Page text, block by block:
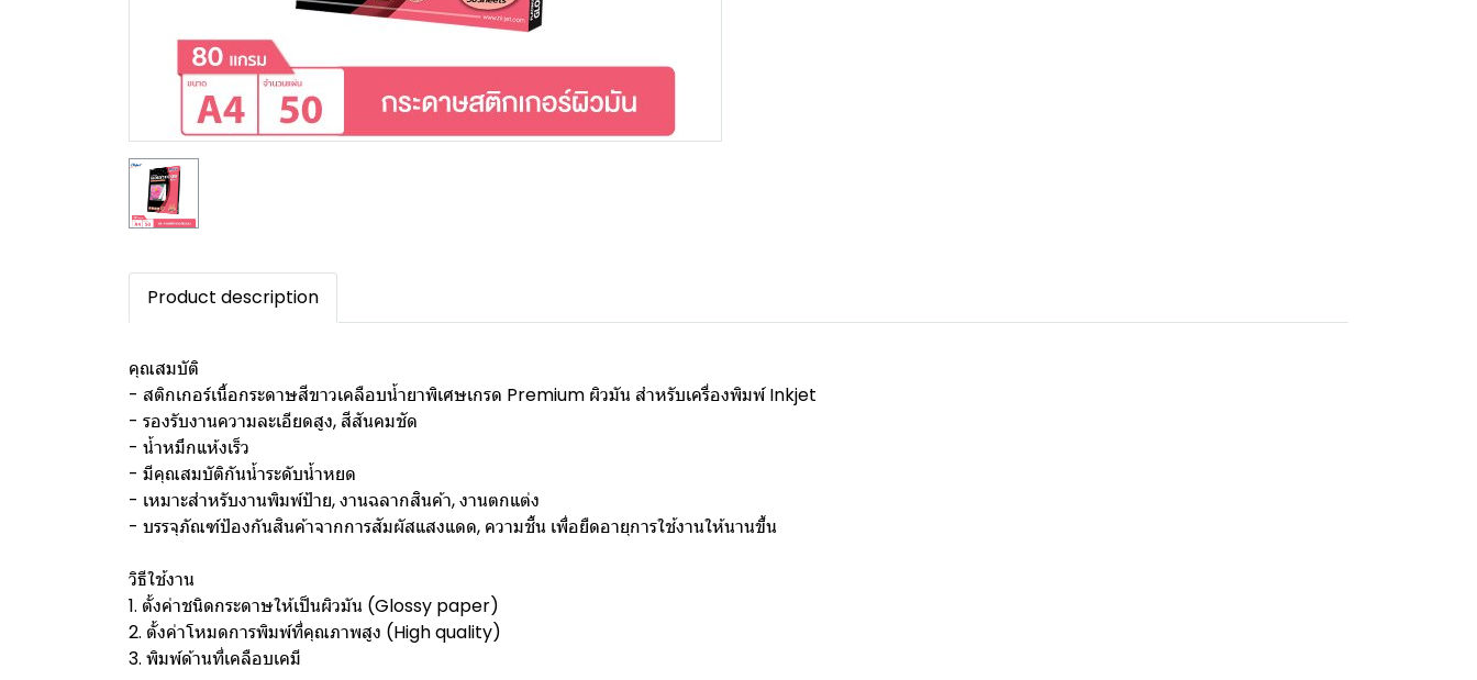
Product description
คุณสมบัติ
- สติกเกอร์เนื้อกระดาษสีขาวเคลือบน้ำยาพิเศษเกรด Premium ผิวมัน สำหรับเครื่องพิมพ์ Inkjet
- รองรับงานความละเอียดสูง, สีสันคมชัด
- น้ำหมึกแห้งเร็ว
- มีคุณสมบัติกันน้ำระดับน้ำหยด
- เหมาะสำหรับงานพิมพ์ป้าย, งานฉลากสินค้า, งานตกแต่ง
- บรรจุภัณฑ์ป้องกันสินค้าจากการสัมผัสแสงแดด, ความชื้น เพื่อยืดอายุการใช้งานให้นานขึ้น
วิธีใช้งาน
1. ตั้งค่าชนิดกระดาษให้เป็นผิวมัน (Glossy paper)
2. ตั้งค่าโหมดการพิมพ์ที่คุณภาพสูง (High quality)
3. พิมพ์ด้านที่เคลือบเคมี